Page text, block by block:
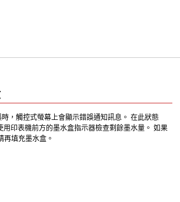
時，觸控式螢幕 上會顯示錯誤通知訊息。 在此狀態
用印表機前方的墨水盒指示器檢查剩餘墨水量。 如果
再填充墨水盒 。